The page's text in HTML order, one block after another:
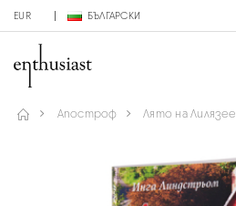
EUR БЪЛГАРСКИ
Апостроф Лято на Лилязее